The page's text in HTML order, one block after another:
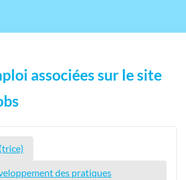
associées sur le site
des pratiques